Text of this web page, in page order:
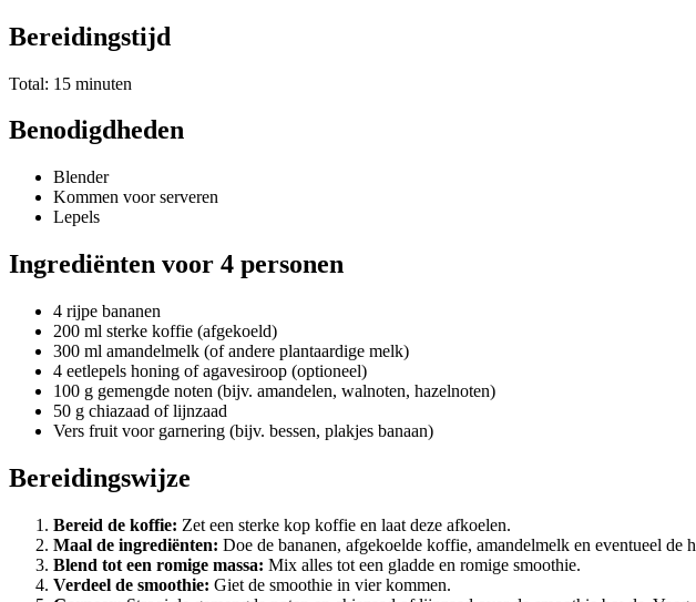
Bereidingstijd
Total: 15 minuten
Benodigdheden
Blender
Kommen voor serveren
Lepels
Ingrediënten voor 4 personen
4 rijpe bananen
200 ml sterke koffie (afgekoeld)
300 ml amandelmelk (of andere plantaardige melk)
4 eetlepels honing of agavesiroop (optioneel)
100 g gemengde noten (bijv. amandelen, walnoten, hazelnoten)
50 g chiazaad of lijnzaad
Vers fruit voor garnering (bijv. bessen, plakjes banaan)
Bereidingswijze
Bereid de koffie: Zet een sterke kop koffie en laat deze afkoelen.
Maal de ingrediënten: Doe de bananen, afgekoelde koffie, amandelmelk en eventueel de
Blend tot een romige massa: Mix alles tot een gladde en romige smoothie.
Verdeel de smoothie: Giet de smoothie in vier kommen.